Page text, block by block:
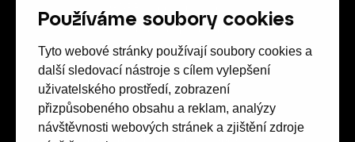
Používáme soubory cookies
Tyto webové stránky používají soubory cookies a
další sledovací nástroje s cílem vylepšení
uživatelského prostředí, zobrazení
přizpůsobeného obsahu a reklam, analýzy
návštěvnosti webových stránek a zjištění zdroje
Obchodní podmínky
Spolek přátel vydávání